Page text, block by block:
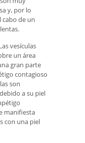
y, por lo
cabo de un
vesículas
un área
gran parte
contagioso
son
a su piel
manifiesta
con una piel